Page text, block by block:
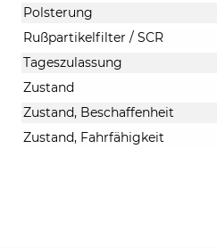
Polsterung
Rußpartikelfilter / SCR
Tageszulassung
Zustand
Zustand, Beschaffenheit
Zustand, Fahrfähigkeit